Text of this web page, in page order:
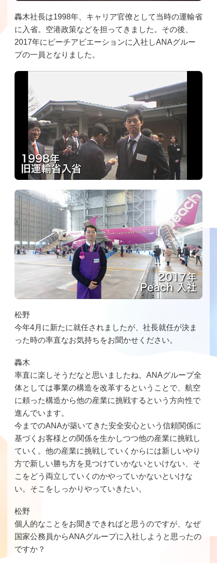
轟木社長は1998年、キャリア官僚として当時の運輸省
に入省。空港政策などを担ってきました。その後、
2017年にピーチアビエーションに入社しANAグルー
プの一員となりました。
松野
今年4月に新たに就任されましたが、社長就任が決ま
った時の率直なお気持ちをお聞かせください。
轟木
率直に楽しそうだなと思いましたね。ANAグループ全
体としては事業の構造を改革するということで、航空
に頼った構造から他の産業に挑戦するという方向性で
進んでいます。
今までのANAが築いてきた安全安心という信頼関係に
基づくお客様との関係を生かしつつ他の産業に挑戦し
ていく。他の産業に挑戦していくからには新しいやり
方で新しい勝ち方を見つけていかないといけない、そ
こをどう両立していくのかやっていかないといけな
い。そこをしっかりやっていきたい。
松野
個人的なことをお聞きできればと思うのですが、なぜ
国家公務員からANAグループに入社しようと思ったの
ですか？